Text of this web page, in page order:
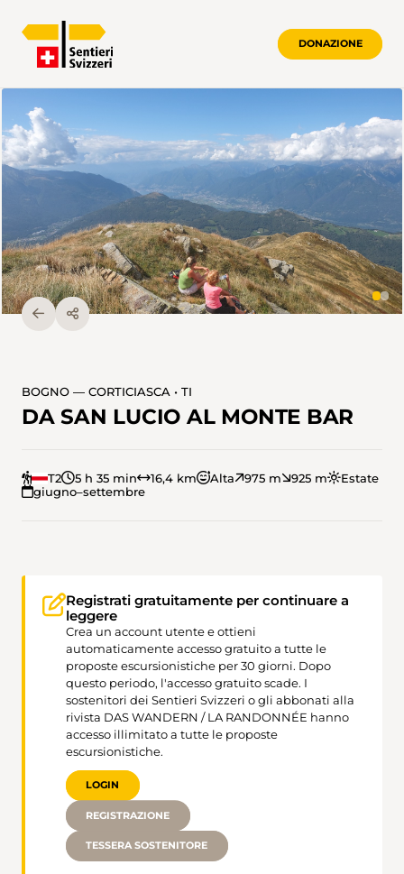
DONAZIONE
BOGNO — CORTICIASCA • TI
DA SAN LUCIO AL MONTE BAR
T2 5 h 35 min 16,4 km Alta 975 m 925 m
Estate
giugno–settembre
Registrati gratuitamente per continuare a
leggere
Crea un account utente e ottieni
automaticamente accesso gratuito a tutte le
proposte escursionistiche per 30 giorni. Dopo
questo periodo, l'accesso gratuito scade. I
sostenitori dei Sentieri Svizzeri o gli abbonati alla
rivista DAS WANDERN / LA RANDONNÉE hanno
accesso illimitato a tutte le proposte
escursionistiche.
LOGIN
REGISTRAZIONE
TESSERA SOSTENITORE